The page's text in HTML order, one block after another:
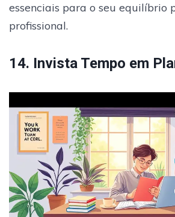
essenciais para o seu equilíbrio
profissional.
14. Invista Tempo em